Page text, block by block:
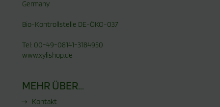
Germany
Bio-Kontrollstelle DE-ÖKO-037
Tel: 00-49-08141-3184950
www.xylishop.de
MEHR ÜBER...
Kontakt